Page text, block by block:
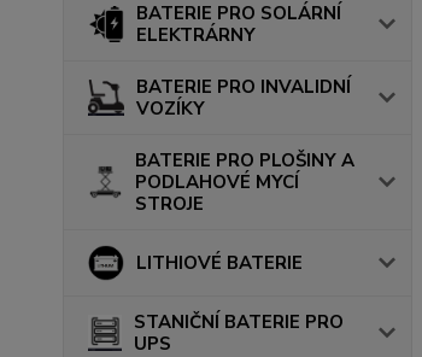
BATERIE PRO SOLÁRNÍ
ELEKTRÁRNY
BATERIE PRO INVALIDNÍ
VOZÍKY
BATERIE PRO PLOŠINY A
PODLAHOVÉ MYCÍ
STROJE
LITHIOVÉ BATERIE
STANIČNÍ BATERIE PRO
UPS